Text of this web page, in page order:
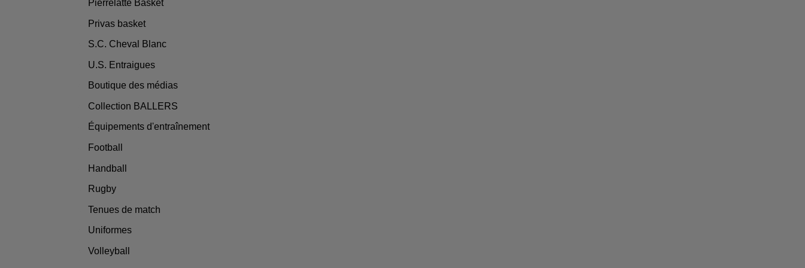
Pierrelatte Basket
Privas basket
S.C. Cheval Blanc
U.S. Entraigues
Boutique des médias
Collection BALLERS
Équipements d'entraînement
Football
Handball
Rugby
Tenues de match
Uniformes
Volleyball